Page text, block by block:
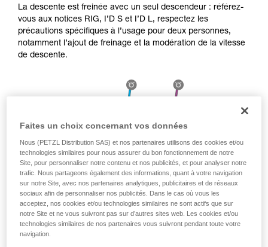
La descente est freinée avec un seul descendeur : référez-
vous aux notices RIG, I’D S et I’D L, respectez les
précautions spécifiques à l’usage pour deux personnes,
notamment l’ajout de freinage et la modération de la vitesse
de descente.
Faites un choix concernant vos données
Nous (PETZL Distribution SAS) et nos partenaires utilisons des cookies et/ou
technologies similaires pour nous assurer du bon fonctionnement de notre
Site, pour personnaliser notre contenu et nos publicités, et pour analyser notre
trafic. Nous partageons également des informations, quant à votre navigation
sur notre Site, avec nos partenaires analytiques, publicitaires et de réseaux
sociaux afin de personnaliser nos publicités. Dans le cas où vous les
acceptez, nos cookies et/ou technologies similaires ne sont actifs que sur
notre Site et ne vous suivront pas sur d’autres sites web. Les cookies et/ou
technologies similaires de nos partenaires vous suivront pendant toute votre
navigation.